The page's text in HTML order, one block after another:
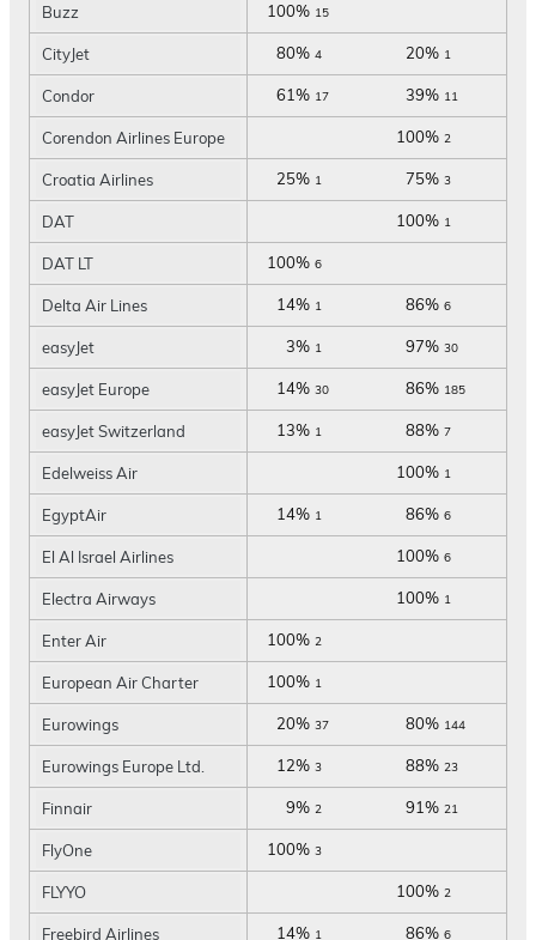
Buzz 100% 15
CityJet 80% 4 20% 1
Condor 61% 17 39% 11
Corendon Airlines Europe 100% 2
Croatia Airlines 25% 1 75% 3
DAT 100% 1
DAT LT 100% 6
Delta Air Lines 14% 1 86% 6
easyJet 3% 1 97% 30
easyJet Europe 14% 30 86% 185
easyJet Switzerland 13% 1 88% 7
Edelweiss Air 100% 1
EgyptAir 14% 1 86% 6
El Al Israel Airlines 100% 6
Electra Airways 100% 1
Enter Air 100% 2
European Air Charter 100% 1
Eurowings 20% 37 80% 144
Eurowings Europe Ltd. 12% 3 88% 23
Finnair 9% 2 91% 21
FlyOne 100% 3
FLYYO 100% 2
Freebird Airlines 14% 1 86% 6